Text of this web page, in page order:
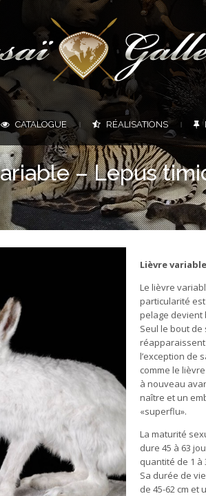
CATALOGUE RÉALISATIONS
– Lepus
Lièvre
Le lièvre
particularité
pelage devient
Seul le bout
réapparaissent
l’exception de
comme le
à nouveau
naître et un
«superflu».
La maturité
dure 45 à 63
quantité de 1 à
Sa durée de
de 45-62 cm et